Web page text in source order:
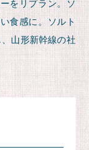
をリプラン。ソ
食感に。ソルト
山形新幹線の社